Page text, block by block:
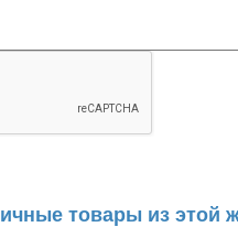
товары из этой